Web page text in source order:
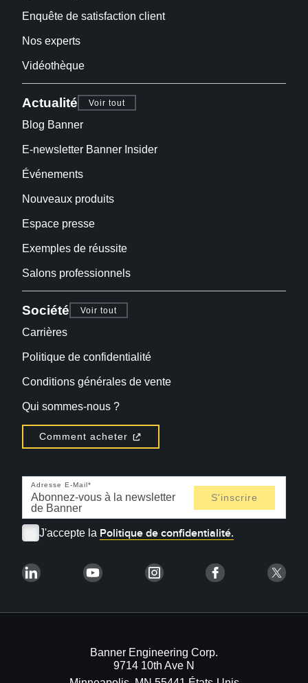
Enquête de satisfaction client
Nos experts
Vidéothèque
Actualité Voir tout
Blog Banner
E-newsletter Banner Insider
Événements
Nouveaux produits
Espace presse
Exemples de réussite
Salons professionnels
Société Voir tout
Carrières
Politique de confidentialité
Conditions générales de vente
Qui sommes-nous ?
Comment acheter
Adresse E-Mail
J'accepte la Politique de confidentialité.
Banner Engineering Corp.
9714 10th Ave N